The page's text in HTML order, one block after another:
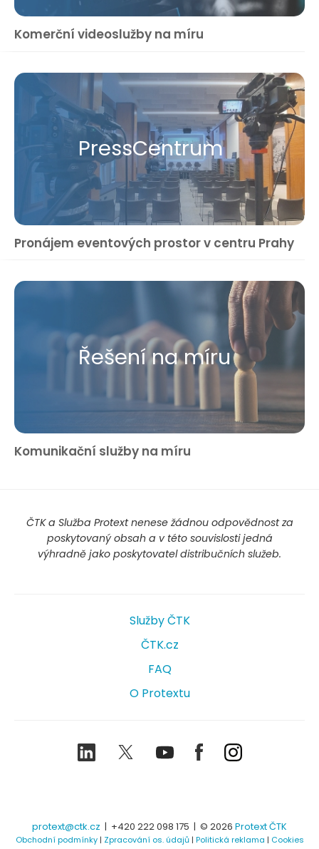
Komerční videoslužby na míru
Press​Centrum
Pronájem eventových prostor v centru Prahy
Řešení na míru
Komunikační služby na míru
ČTK a Služba Protext nenese žádnou odpovědnost za
poskytovaný obsah a v této souvislosti jedná
výhradně jako poskytovatel distribučních služeb.
Služby ČTK
ČTK.cz
FAQ
O Protextu
LinkedIn TwitterYoutubeFacebookInstagram
protext@ctk.cz | +420 222 098 175 | © 2026 Protext ČTK
Obchodní podmínky| Zpracování os. údajů| Politická reklama | Cookies